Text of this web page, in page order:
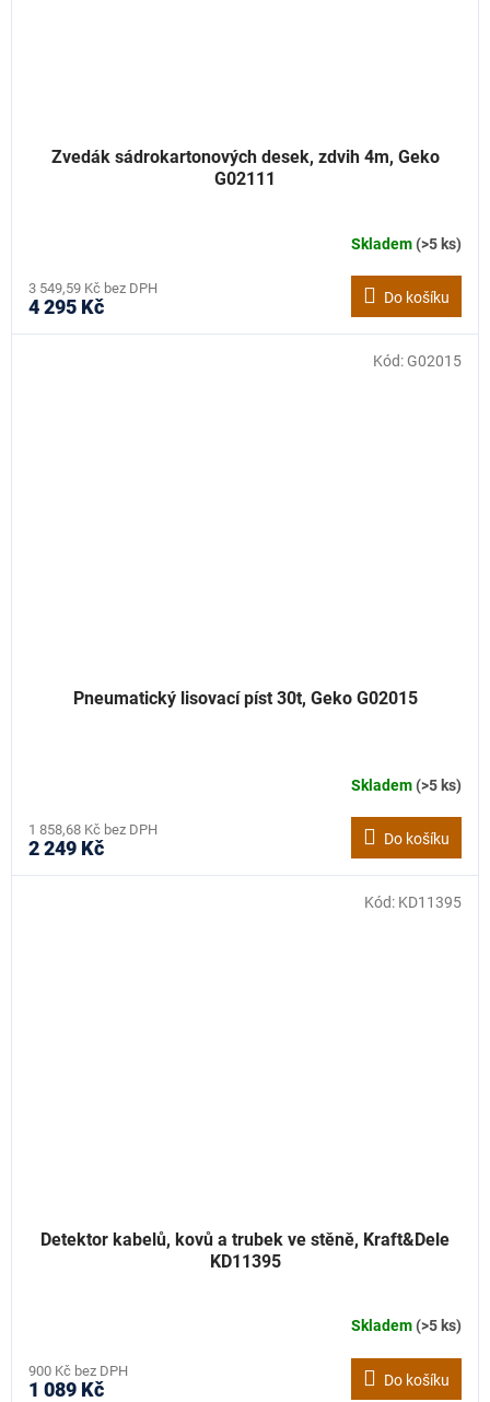
Zvedák sádrokartonových desek, zdvih 4m, Geko
G02111
Skladem(>5 ks)
3 549,59 Kč bez DPH
4 295 Kč Do košíku
Pneumatický lisovací píst 30t, Geko G02015
Skladem(>5 ks)
1 858,68 Kč bez DPH
2 249 Kč Do košíku
Kód: G02015
Detektor kabelů, kovů a trubek ve stěně, Kraft&Dele
KD11395
Skladem(>5 ks)
900 Kč bez DPH
1 089 Kč Do košíku
Kód: KD11395